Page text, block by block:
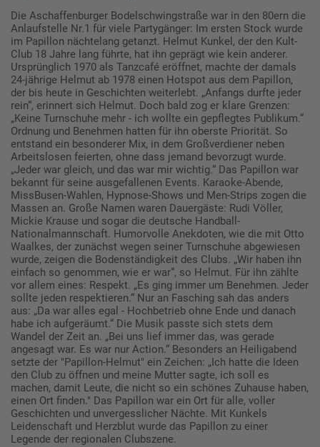
Die Aschaffenburger Bodelschwingstraße war in den 80ern die
Anlaufstelle Nr.1 für viele Partygänger: Im ersten Stock wurde
im Papillon nächtelang getanzt. Helmut Kunkel, der den Kult-
Club 18 Jahre lang führte, hat ihn geprägt wie kein anderer.
Ursprünglich 1970 als Tanzcafé eröffnet, machte der damals
24-jährige Helmut ab 1978 einen Hotspot aus dem Papillon,
der bis heute in Geschichten weiterlebt. „Anfangs durfte jeder
rein“, erinnert sich Helmut. Doch bald zog er klare Grenzen:
„Keine Turnschuhe mehr - ich wollte ein gepflegtes Publikum.“
Ordnung und Benehmen hatten für ihn oberste Priorität. So
entstand ein besonderer Mix, in dem Großverdiener neben
Arbeitslosen feierten, ohne dass jemand bevorzugt wurde.
„Jeder war gleich, und das war mir wichtig.“ Das Papillon war
bekannt für seine ausgefallenen Events. Karaoke-Abende,
MissBusen-Wahlen, Hypnose-Shows und Men-Strips zogen die
Massen an. Große Namen waren Dauergäste: Rudi Völler,
Mickie Krause und sogar die deutsche Handball-
Nationalmannschaft. Humorvolle Anekdoten, wie die mit Otto
Waalkes, der zunächst wegen seiner Turnschuhe abgewiesen
wurde, zeigen die Bodenständigkeit des Clubs. „Wir haben ihn
einfach so genommen, wie er war“, so Helmut. Für ihn zählte
vor allem eines: Respekt. „Es ging immer um Benehmen. Jeder
sollte jeden respektieren.“ Nur an Fasching sah das anders
aus: „Da war alles egal - Hochbetrieb ohne Ende und danach
habe ich aufgeräumt.“ Die Musik passte sich stets dem
Wandel der Zeit an. „Bei uns lief immer das, was gerade
angesagt war. Es war nur Action.“ Besonders an Heiligabend
setzte der "Papillon-Helmut" ein Zeichen: „Ich hatte die Ideen
den Club zu öffnen und meine Mutter sagte, ich soll es
machen, damit Leute, die nicht so ein schönes Zuhause haben,
einen Ort finden." Das Papillon war ein Ort für alle, voller
Geschichten und unvergesslicher Nächte. Mit Kunkels
Leidenschaft und Herzblut wurde das Papillon zu einer
Legende der regionalen Clubszene.